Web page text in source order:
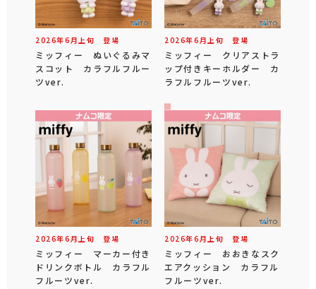
2026年6 月 上旬 登場
ミッフィー ぬいぐるみマ
スコット カラフルフルー
ツver.
2026年6 月 上旬 登場
ミッフィー クリアストラ
ップ付きキーホルダー カ
ラフルフルーツver.
2026年6 月 上旬 登場
ミッフィー マーカー付き
ドリンクボトル カラフル
フルーツver.
2026年6 月 上旬 登場
ミッフィー おおきなスク
エアクッション カラフル
フルーツver.